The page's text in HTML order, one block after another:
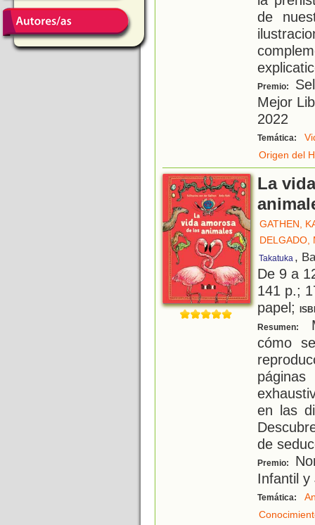
de
Premio:
Mejor
2022
Temática:
Origen del
La
GATHEN,
DELGADO,
Takatuka ,
De 9 a
141 p.;
papel;
Resumen:
cómo
en las
de
Premio:
Infantil y
Temática: